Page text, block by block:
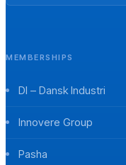
MEMBERSHIPS
DI – Dansk Industri
Innovere Group
Pasha